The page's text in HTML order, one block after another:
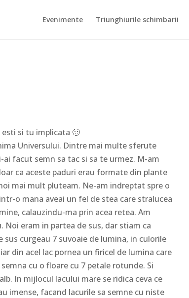
Evenimente Triunghiurile schimbarii
si tu implicata 🙂
Universului. Dintre mai multe sferute
facut semn sa tac si sa te urmez. M-am
ca aceste paduri erau formate din plante
mai mult pluteam. Ne-am indreptat spre o
o mana aveai un fel de stea care stralucea
calauzindu-ma prin acea retea. Am
eram in partea de sus, dar stiam ca
curgeau 7 suvoaie de lumina, in culorile
din acel lac pornea un firicel de lumina care
cu o floare cu 7 petale rotunde. Si
In mijlocul lacului mare se ridica ceva ce
imense, facand lacurile sa semne cu niste